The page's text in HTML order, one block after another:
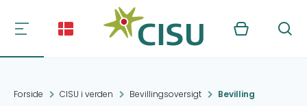
Kurv Søg
Forside CISU i verden Bevillingsoversigt Bevilling